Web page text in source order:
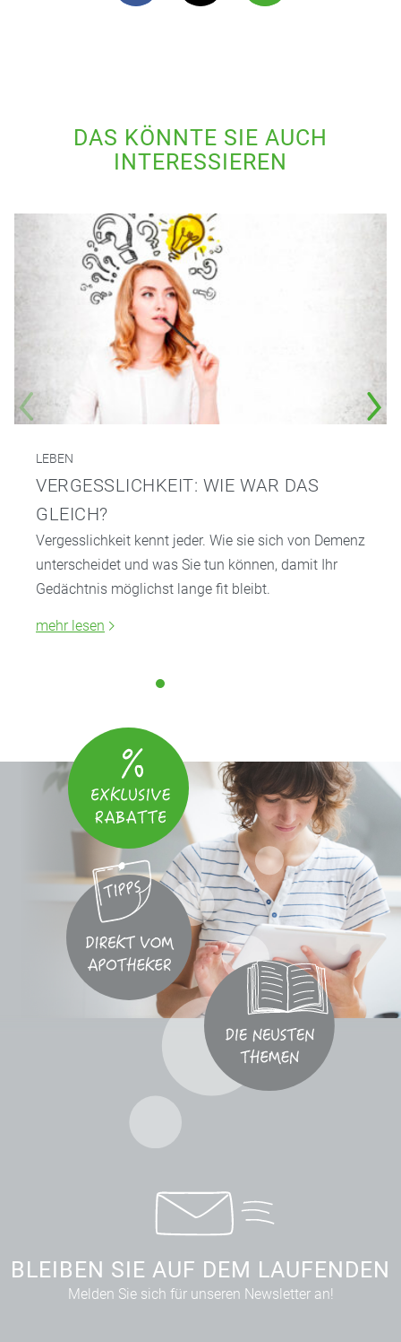
DAS KÖNNTE SIE AUCH
INTERESSIEREN
LEBEN
VERGESSLICHKEIT: WIE WAR DAS
GLEICH?
Vergesslichkeit kennt jeder. Wie sie sich von Demenz
unterscheidet und was Sie tun können, damit Ihr
Gedächtnis möglichst lange fit bleibt.
mehr lesen
BLEIBEN SIE AUF DEM LAUFENDEN
Melden Sie sich für unseren Newsletter an!